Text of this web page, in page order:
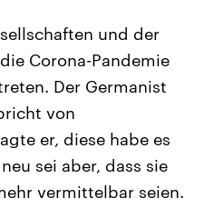
aus
Aktuelle Beiträge,
Hintergründe
Wirtschaftlich und
gehören die Vereinigten
den mächtigsten Ländern
mit großem Einfluss auf
aktuelle Weltgeschehen.
Podcasts
und der
Corona-Pandemie
Der Germanist
von
er, diese habe es
sei aber, dass sie
vermittelbar seien.